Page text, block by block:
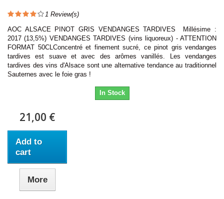
1 Review(s)
AOC ALSACE PINOT GRIS VENDANGES TARDIVES Millésime :
2017 (13,5%) VENDANGES TARDIVES (vins liquoreux) - ATTENTION
FORMAT 50CLConcentré et finement sucré, ce pinot gris vendanges
tardives est suave et avec des arômes vanillés. Les vendanges
tardives des vins d'Alsace sont une alternative tendance au traditionnel
Sauternes avec le foie gras !
In Stock
21,00 €
Add to
cart
More